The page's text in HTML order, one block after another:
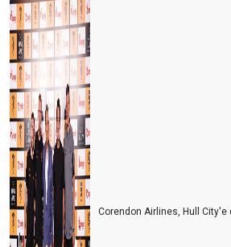
Corendon Airlines, Hull